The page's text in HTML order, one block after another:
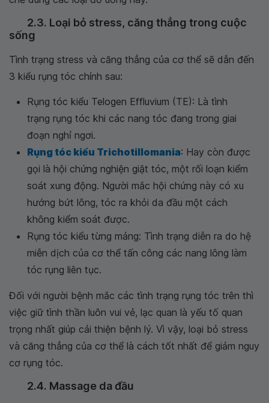
2.3. Loại bỏ stress, căng thẳng trong cuộc
sống
Tình trạng stress và căng thẳng của cơ thể sẽ dẫn đến
3 kiểu rụng tóc chính sau:
Rụng tóc kiểu Telogen Effluvium (TE): Là tình
trạng rụng tóc khi các nang tóc đang trong giai
đoạn nghỉ ngơi.
Rụng tóc kiểu Trichotillomania: Hay còn được
gọi là hội chứng nghiện giật tóc, một rối loạn kiểm
soát xung động. Người mắc hội chứng này có xu
hướng bứt lông, tóc ra khỏi da đầu một cách
không kiểm soát được.
Rụng tóc kiểu từng mảng: Tình trạng diễn ra do hệ
miễn dịch của cơ thể tấn công các nang lông làm
tóc rụng liên tục.
Đối với người bệnh mắc các tình trạng rụng tóc trên thì
việc giữ tình thần luôn vui vẻ, lạc quan là yếu tố quan
trọng nhất giúp cải thiện bệnh lý. Vì vậy, loại bỏ stress
và căng thẳng của cơ thể là cách tốt nhất để giảm nguy
cơ rụng tóc.
2.4. Massage da đầu